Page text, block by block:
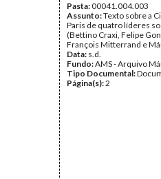
Pasta:00041.004.003
Assunto:Texto sobre a
Paris de quatro líderes
(Bettino Craxi, Felipe
François Mitterrand e
Data: s.d.
Fundo:AMS - Arquivo
Tipo Documental:
Página(s):2